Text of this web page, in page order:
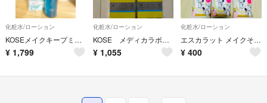
化粧水/ローション
KOSEメイクキープミストEXクール新品
¥ 1,799
化粧水/ローション
KOSE メディカラボ 薬用ふきとりローション300mL×2本
¥ 1,055
化粧水/ローション
エスカラット メイクそのまますっきりシート 15枚入 ×6個
¥ 400